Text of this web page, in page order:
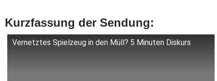
Kurzfassung der Sendung:
Vernetztes Spielzeug in den Müll? 5 Minuten Diskurs